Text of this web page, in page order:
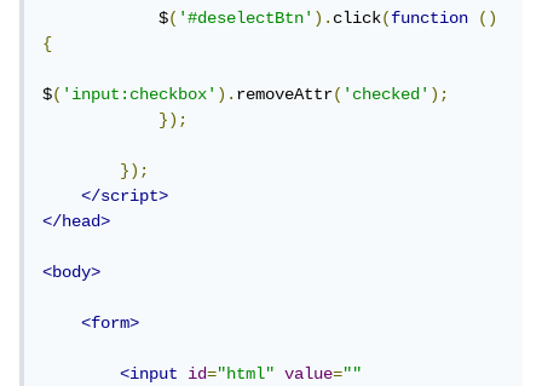
            $
('#deselectBtn').click(function
()
{
$('input:checkbox').removeAttr('checked');
});
});
</script>
</head>
<body>
<form>
<input id="html" value=""